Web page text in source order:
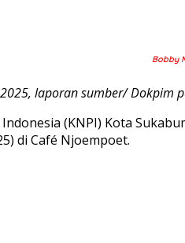
Bobby
laporan sumber/ Dokpim
(KNPI) Kota
di Café Njoempoet.